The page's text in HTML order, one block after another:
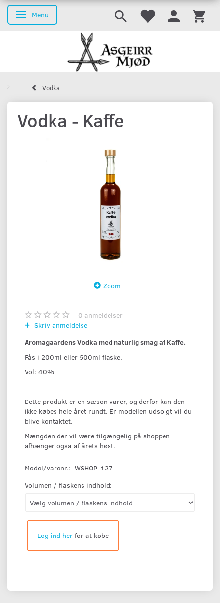
Skifte navigation
Menu
Vodka
Vodka - Kaffe
Zoom
0 anmeldelser
Skriv anmeldelse
Aromagaardens Vodka med naturlig smag af Kaffe.
Fås i 200ml eller 500ml flaske.
Vol: 40%
Dette produkt er en sæson varer, og derfor kan den
ikke købes hele året rundt. Er modellen udsolgt vil du
blive kontaktet.
Mængden der vil være tilgængelig på shoppen
afhænger også af årets høst.
Model/varenr.: WSHOP-127
Volumen / flaskens indhold:
Log ind her for at købe